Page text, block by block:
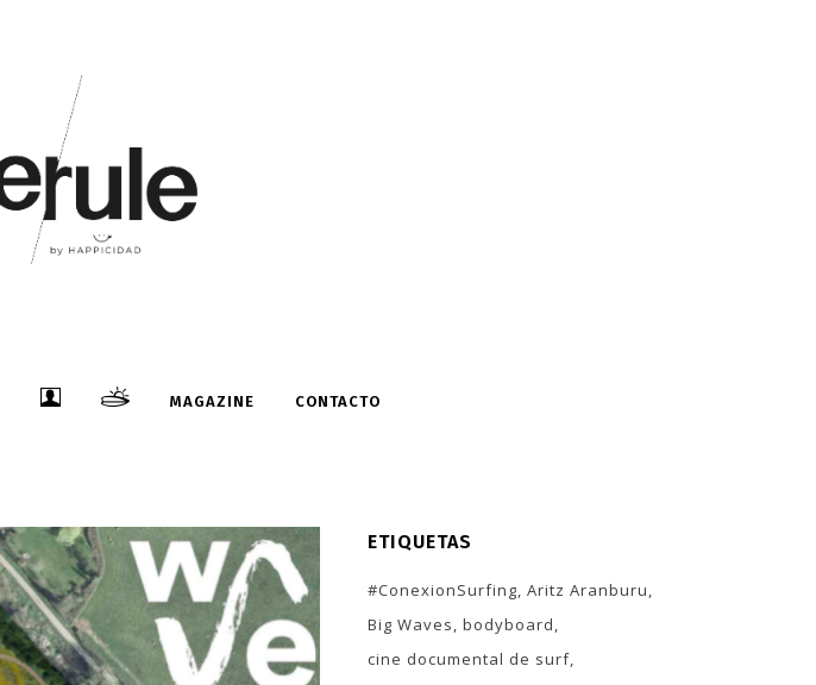
MAGAZINE CONTACTO
ETIQUETAS
#ConexionSurfing Aritz Aranburu
Big Waves bodyboard
cine documental de surf